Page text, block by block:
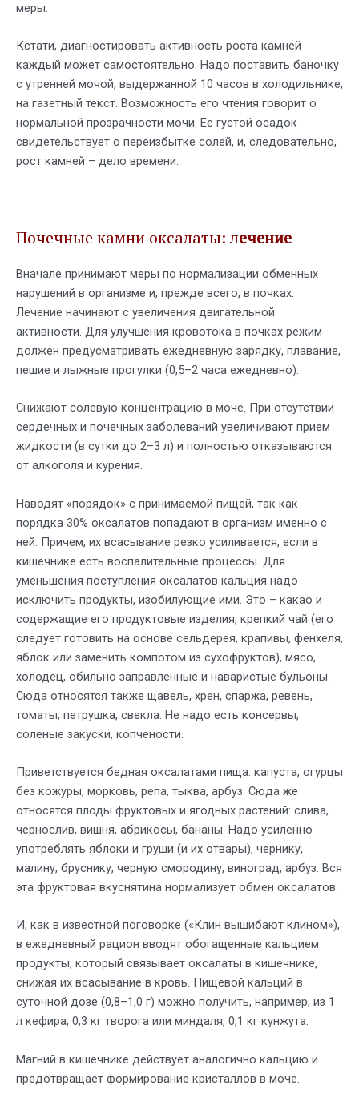
меры.
Кстати, диагностировать активность роста камней
каждый может самостоятельно. Надо поставить баночку
с утренней мочой, выдержанной 10 часов в холодильнике,
на газетный текст. Возможность его чтения говорит о
нормальной прозрачности мочи. Ее густой осадок
свидетельствует о переизбытке солей, и, следовательно,
рост камней – дело времени.
Почечные камни оксалаты: лечение
Вначале принимают меры по нормализации обменных
нарушений в организме и, прежде всего, в почках.
Лечение начинают с увеличения двигательной
активности. Для улучшения кровотока в почках режим
должен предусматривать ежедневную зарядку, плавание,
пешие и лыжные прогулки (0,5–2 часа ежедневно).
Снижают солевую концентрацию в моче. При отсутствии
сердечных и почечных заболеваний увеличивают прием
жидкости (в сутки до 2–3 л) и полностью отказываются
от алкоголя и курения.
Наводят «порядок» с принимаемой пищей, так как
порядка 30% оксалатов попадают в организм именно с
ней. Причем, их всасывание резко усиливается, если в
кишечнике есть воспалительные процессы. Для
уменьшения поступления оксалатов кальция надо
исключить продукты, изобилующие ими. Это – какао и
содержащие его продуктовые изделия, крепкий чай (его
следует готовить на основе сельдерея, крапивы, фенхеля,
яблок или заменить компотом из сухофруктов), мясо,
холодец, обильно заправленные и наваристые бульоны.
Сюда относятся также щавель, хрен, спаржа, ревень,
томаты, петрушка, свекла. Не надо есть консервы,
соленые закуски, копчености.
Приветствуется бедная оксалатами пища: капуста, огурцы
без кожуры, морковь, репа, тыква, арбуз. Сюда же
относятся плоды фруктовых и ягодных растений: слива,
чернослив, вишня, абрикосы, бананы. Надо усиленно
употреблять яблоки и груши (и их отвары), чернику,
малину, бруснику, черную смородину, виноград, арбуз. Вся
эта фруктовая вкуснятина нормализует обмен оксалатов.
И, как в известной поговорке («Клин вышибают клином»),
в ежедневный рацион вводят обогащенные кальцием
продукты, который связывает оксалаты в кишечнике,
снижая их всасывание в кровь. Пищевой кальций в
суточной дозе (0,8–1,0 г) можно получить, например, из 1
л кефира, 0,3 кг творога или миндаля, 0,1 кг кунжута.
Магний в кишечнике действует аналогично кальцию и
предотвращает формирование кристаллов в моче.